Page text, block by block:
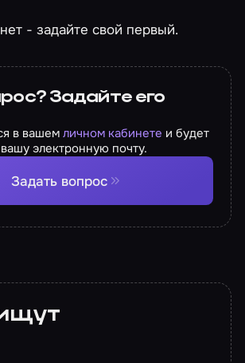
- задайте свой первый.
Задайте его
в вашемличном кабинете и будет
электронную почту.
Задать вопрос